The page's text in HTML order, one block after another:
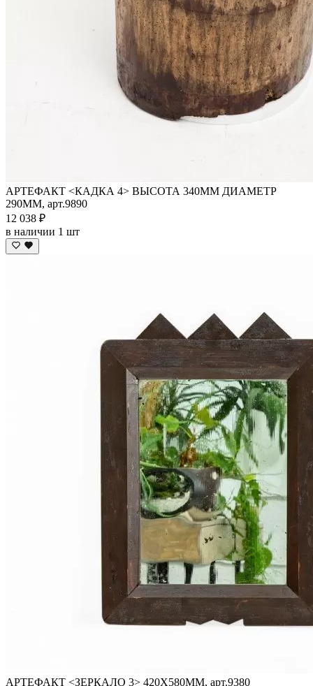
АРТЕФАКТ <КАДКА 4> ВЫСОТА 340ММ ДИАМЕТР
290ММ, арт.9890
12 038 ₽
в наличии 1 шт
АРТЕФАКТ <ЗЕРКАЛО 3> 420Х580ММ, арт.9380